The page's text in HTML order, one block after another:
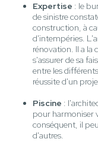
Expertise : le
de sinistre
construction, à
d'intempéries.
rénovation. Il a
s'assurer de sa
entre les
réussite d'un
Piscine :
pour harmoniser
conséquent, il
d'autres.